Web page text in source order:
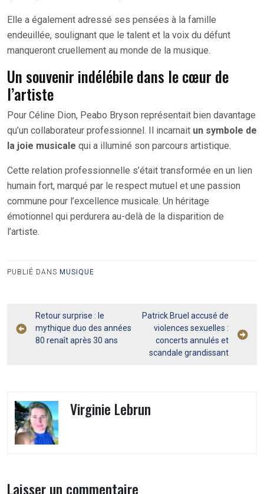
Elle a également adressé ses pensées à la famille
endeuillée, soulignant que le talent et la voix du défunt
manqueront cruellement au monde de la musique.
Un souvenir indélébile dans le cœur de
l’artiste
Pour Céline Dion, Peabo Bryson représentait bien davantage
qu’un collaborateur professionnel. Il incarnait un symbole de
la joie musicale qui a illuminé son parcours artistique.
Cette relation professionnelle s’était transformée en un lien
humain fort, marqué par le respect mutuel et une passion
commune pour l’excellence musicale. Un héritage
émotionnel qui perdurera au-delà de la disparition de
l’artiste.
PUBLIÉ DANS MUSIQUE
Navigation
de
Retour surprise : le
mythique duo des années
80 renaît après 30 ans
Patrick Bruel accusé de
violences sexuelles :
concerts annulés et
scandale grandissant
Virginie Lebrun
Laisser un commentaire